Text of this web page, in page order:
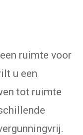
ruimte voor
u een
tot ruimte